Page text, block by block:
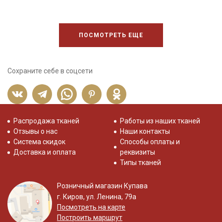
Ткань дает усадку до 5% перед пошивом постирайте отрез
- стирка до 40C, отжим до 600 оборотов
- сушить в подвешенном и расправленном состоянии
- гладить не рекомендуется, после глажки жатый эффект
Цветопередача (тон) может отличаться от оригинального
цвета ткани в зависимости от настроек вашего монитора и в
зависимости от партии.
ПОСМОТРЕТЬ ЕЩЕ
Сохраните себе в соцсети
Распродажа тканей
Отзывы о нас
Система скидок
Доставка и оплата
Работы из наших тканей
Наши контакты
Способы оплаты и
реквизиты
Типы тканей
Розничный магазин Купава
г. Киров, ул. Ленина, 79а
Посмотреть на карте
Построить маршрут